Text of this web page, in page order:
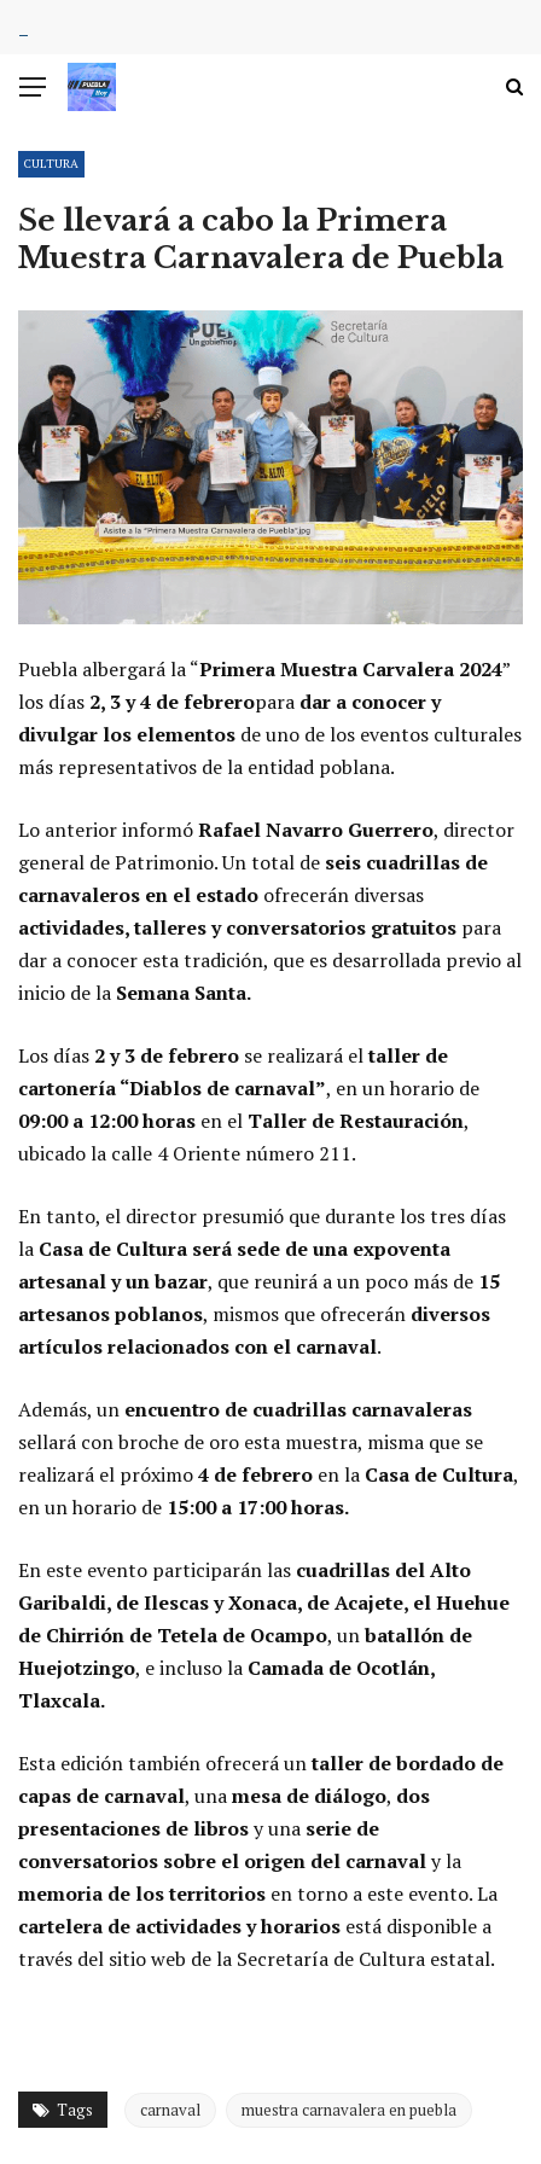
CULTURA
Se llevará a cabo la Primera
Muestra Carnavalera de Puebla
Puebla albergará la “Primera Muestra Carvalera 2024”
los días 2, 3 y 4 de febreropara dar a conocer y
divulgar los elementos de uno de los eventos culturales
más representativos de la entidad poblana.
Lo anterior informóRafael Navarro Guerrero, director
general de Patrimonio. Un total de seis cuadrillas de
carnavaleros en el estado ofrecerán diversas
actividades, talleres y conversatorios gratuitos para
dar a conocer esta tradición, que es desarrollada previo al
inicio de la Semana Santa.
Los días 2 y 3 de febrero se realizará eltaller de
cartonería “Diablos de carnaval”, en un horario de
09:00 a 12:00 horas en el Taller de Restauración,
ubicado la calle 4 Oriente número 211.
En tanto, el director presumió que durante los tres días
la Casa de Cultura será sede de una expoventa
artesanal y un bazar, que reunirá a un poco más de 15
artesanos poblanos, mismos que ofrecerán diversos
artículos relacionados con el carnaval.
Además, un encuentro de cuadrillas carnavaleras
sellará con broche de oro esta muestra, misma que se
realizará el próximo4 de febrero en la Casa de Cultura,
en un horario de 15:00 a 17:00 horas.
En este evento participarán las cuadrillas del Alto
Garibaldi, de Ilescas y Xonaca, de Acajete, el Huehue
de Chirrión de Tetela de Ocampo, unbatallón de
Huejotzingo, e incluso la Camada de Ocotlán,
Tlaxcala.
Esta edición también ofrecerá untaller de bordado de
capas de carnaval, unamesa de diálogo, dos
presentaciones de librosy una serie de
conversatorios sobre el origen del carnavaly la
memoria de los territorios en torno a este evento. La
cartelera de actividades y horarios está disponible a
través del sitio web de la Secretaría de Cultura estatal.
Tags carnaval muestra carnavalera en puebla